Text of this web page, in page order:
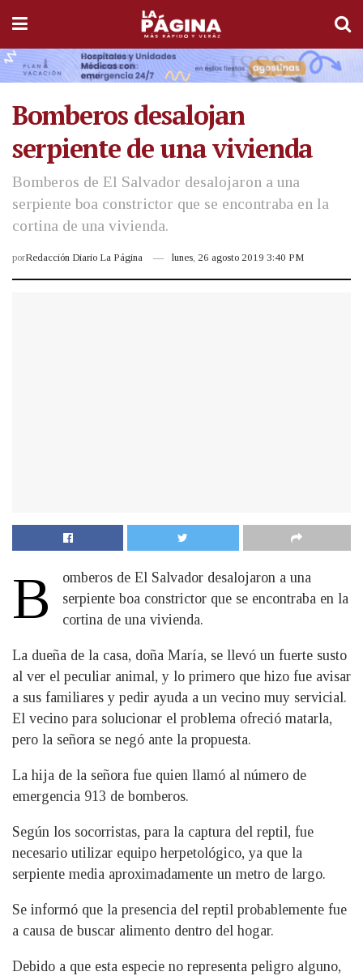
Bomberos desalojan
serpiente de una vivienda
Bomberos de El Salvador desalojaron a una
serpiente boa constrictor que se encontraba en la
cortina de una vivienda.
porRedacción Diario La Página lunes, 26 agosto 2019 3:40 PM
B
omberos de El Salvador desalojaron a una
serpiente boa constrictor que se encontraba en la
cortina de una vivienda.
La dueña de la casa, doña María, se llevó un fuerte susto
al ver el peculiar animal, y lo primero que hizo fue avisar
a sus familiares y pedir ayuda a un vecino muy servicial.
El vecino para solucionar el problema ofreció matarla,
pero la señora se negó ante la propuesta.
La hija de la señora fue quien llamó al número de
emergencia 913 de bomberos.
Según los socorristas, para la captura del reptil, fue
necesario utilizar equipo herpetológico, ya que la
serpiente media aproximadamente un metro de largo.
Se informó que la presencia del reptil probablemente fue
a causa de buscar alimento dentro del hogar.
Debido a que esta especie no representa peligro alguno,